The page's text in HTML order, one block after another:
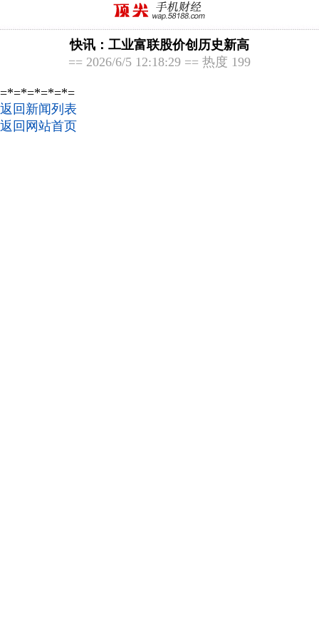
快讯：工业富联股价创历史新高
== 2026/6/5 12:18:29 == 热度 199
=*=*=*=*=*=
返回新闻列表
返回网站首页